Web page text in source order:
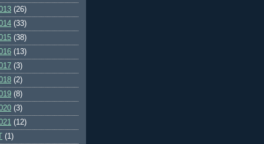
(26)
(33)
(38)
(13)
(3)
(2)
(8)
(3)
(12)
(1)